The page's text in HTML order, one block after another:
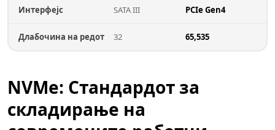
Интерфејс SATA III PCIe Gen4
Длабочина на редот 32 65,535
NVMe: Стандардот за
складирање на